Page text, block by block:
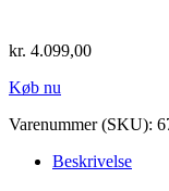
kr. 4.099,00
Køb nu
Varenummer (SKU):
Beskrivelse